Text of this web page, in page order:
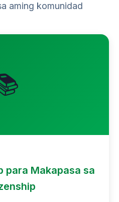
aming komunidad
para Makapasa sa